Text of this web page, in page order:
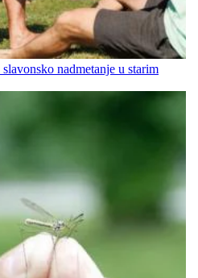
nadmetanje u starim